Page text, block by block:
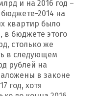
и на 2016 год –
2014 на
квартир было
в бюджете этого
столько же
в следующем
рублей на
в законе
год, хотя